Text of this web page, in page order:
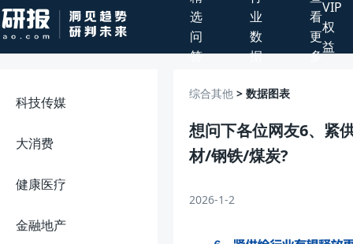
选
问
答
业
数
据
看
更
多
VIP
权
益
科技传媒
大消费
健康医疗
金融地产
综合其他 > 数据图表
想问下各位网友6、紧
材/钢铁/煤炭?
2026-1-2